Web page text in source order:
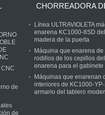
de
de
CHORREADORA
Línea ULTRAVIOLETA
enarena KC1000-8SD
madera de la puerta
Máquina que enarena
rodillos de los cepillos
enarena para el gabinete
Máquinas que enarenan
interiores de KC1000-YP-
armario del tablero